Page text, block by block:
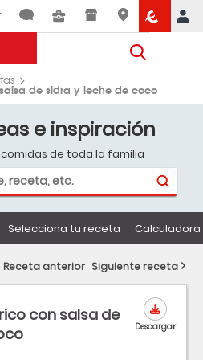
de sidra y leche de coco
e inspiración
de toda la familia
Selecciona tu receta
con salsa de
Descargar
Receta anterior Siguiente receta